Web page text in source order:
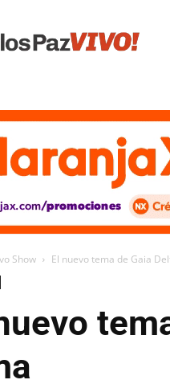
Show El nuevo tema de Gaia